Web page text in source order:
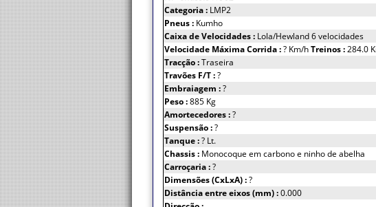
Categoria : LMP2
Pneus : Kumho
Caixa de Velocidades : Lola/Hewland 6 velocidades
Velocidade Máxima Corrida :? Km/hTreinos :284.0
Tracção :Traseira
Travões F/T :?
Embraiagem :?
Peso :885 Kg
Amortecedores :?
Suspensão :?
Tanque :? Lt.
Chassis : Monocoque em carbono e ninho de abelha
Carroçaria :?
Dimensões (CxLxA) :?
Distância entre eixos (mm) :0.000